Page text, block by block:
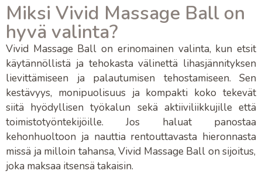
Miksi Vivid Massage Ball on
hyvä valinta?
Vivid Massage Ball on erinomainen valinta, kun etsit
käytännöllistä ja tehokasta välinettä lihasjännityksen
lievittämiseen ja palautumisen tehostamiseen. Sen
kestävyys, monipuolisuus ja kompakti koko tekevät
siitä hyödyllisen työkalun sekä aktiiviliikkujille että
toimistotyöntekijöille. Jos haluat panostaa
kehonhuoltoon ja nauttia rentouttavasta hieronnasta
missä ja milloin tahansa, Vivid Massage Ball on sijoitus,
joka maksaa itsensä takaisin.